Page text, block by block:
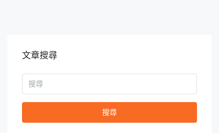
文章搜尋
搜尋